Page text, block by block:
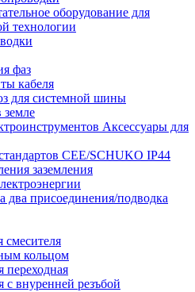
оборудование для
технологии
фаз
кабеля
для системной шины
земле
Аксессуары для
CEE/SCHUKO IP44
заземления
два присоединения/подводка
кольцом
переходная
с внуренней резъбой